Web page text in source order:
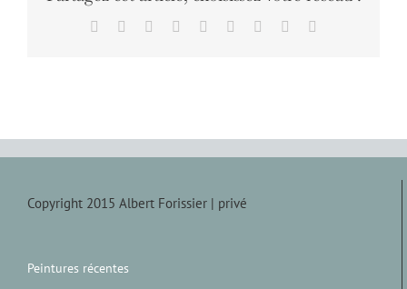
Facebook Reddit LinkedInWhatsApp
TumblrPinterest
Copyright 2015 Albert Forissier | privé
Peintures récentes